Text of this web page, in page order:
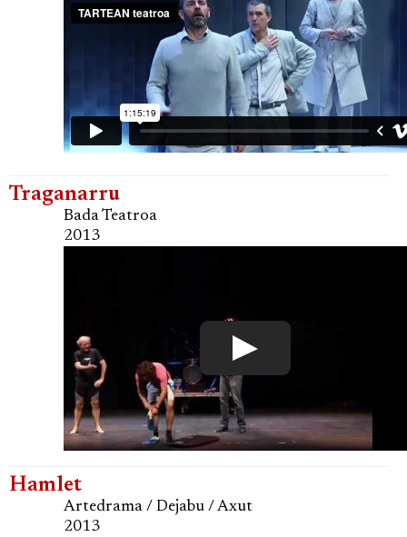
Traganarru
Bada Teatroa
2013
Hamlet
Artedrama / Dejabu / Axut
2013